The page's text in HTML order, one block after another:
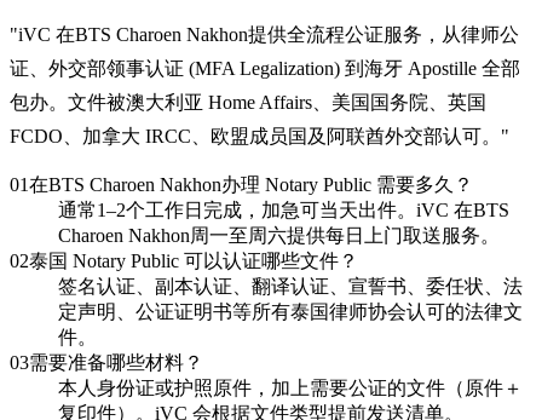
"iVC 在BTS Charoen Nakhon提供全流程公证服务，从律师公
证、外交部领事认证 (MFA Legalization) 到海牙 Apostille 全部
包办。文件被澳大利亚 Home Affairs、美国国务院、英国
FCDO、加拿大 IRCC、欧盟成员国及阿联酋外交部认可。 "
01在BTS Charoen Nakhon办理 Notary Public 需要多久？
通常1–2个工作日完成，加急可当天出件。iVC 在BTS
Charoen Nakhon周一至周六提供每日上门取送服务。
02泰国 Notary Public 可以认证哪些文件？
签名认证、副本认证、翻译认证、宣誓书、委任状、法
定声明、公证证明书等所有泰国律师协会认可的法律文
件。
03需要准备哪些材料？
本人身份证或护照原件，加上需要公证的文件（原件＋
复印件）。iVC 会根据文件类型提前发送清单。